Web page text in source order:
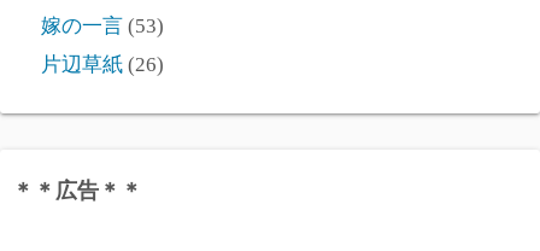
嫁の一言 (53)
片辺草紙 (26)
＊＊広告＊＊